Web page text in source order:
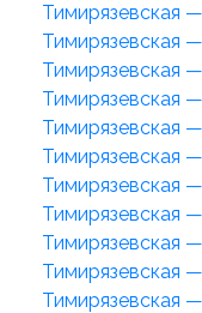
Тимирязевская
Тимирязевская
Тимирязевская
Тимирязевская
Тимирязевская
Тимирязевская
Тимирязевская
Тимирязевская
Тимирязевская
Тимирязевская
Тимирязевская